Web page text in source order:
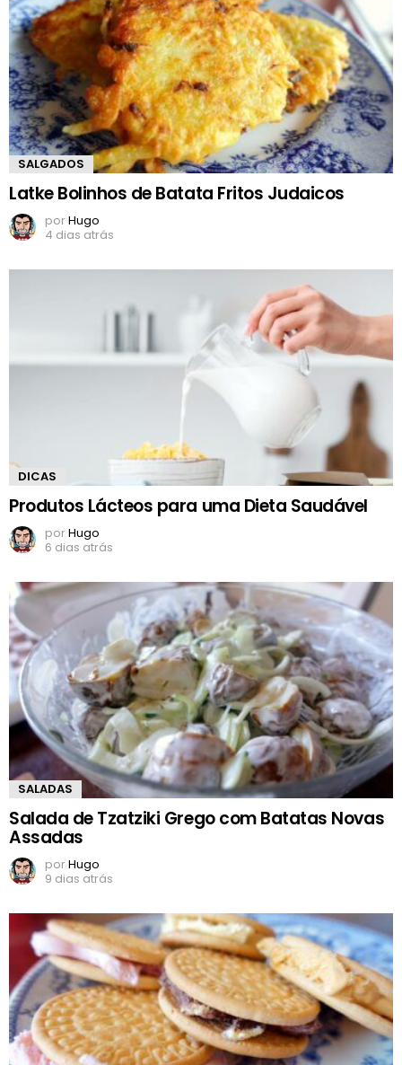
SALGADOS
Latke Bolinhos de Batata Fritos Judaicos
porHugo
4 dias atrás
DICAS
Produtos Lácteos para uma Dieta Saudável
porHugo
6 dias atrás
SALADAS
Salada de Tzatziki Grego com Batatas Novas
Assadas
porHugo
9 dias atrás